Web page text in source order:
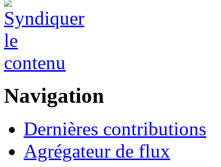
Navigation
Dernières contributions
Agrégateur de flux